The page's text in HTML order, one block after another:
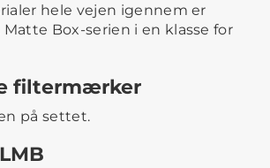
hele vejen igennem er
Matte Box-serien i en klasse for
filtermærker
på settet.